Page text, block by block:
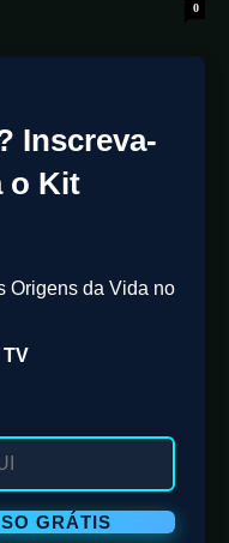
0
Inscreva-
o Kit
Origens da Vida no